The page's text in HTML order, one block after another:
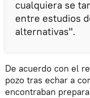
cualquiera se
entre estudios
alternativas".
De acuerdo con el
pozo tras echar a
encontraban